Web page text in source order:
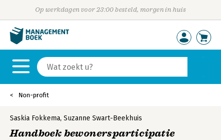
Op werkdagen voor 23:00 besteld, morgen in huis
Non-profit
Saskia Fokkema, Suzanne Swart-Beekhuis
Handboek bewonersparticipatie